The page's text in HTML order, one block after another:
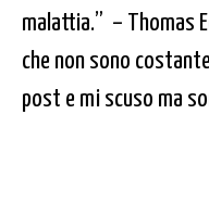
malattia.” – Thomas
che non sono
post e mi scuso ma